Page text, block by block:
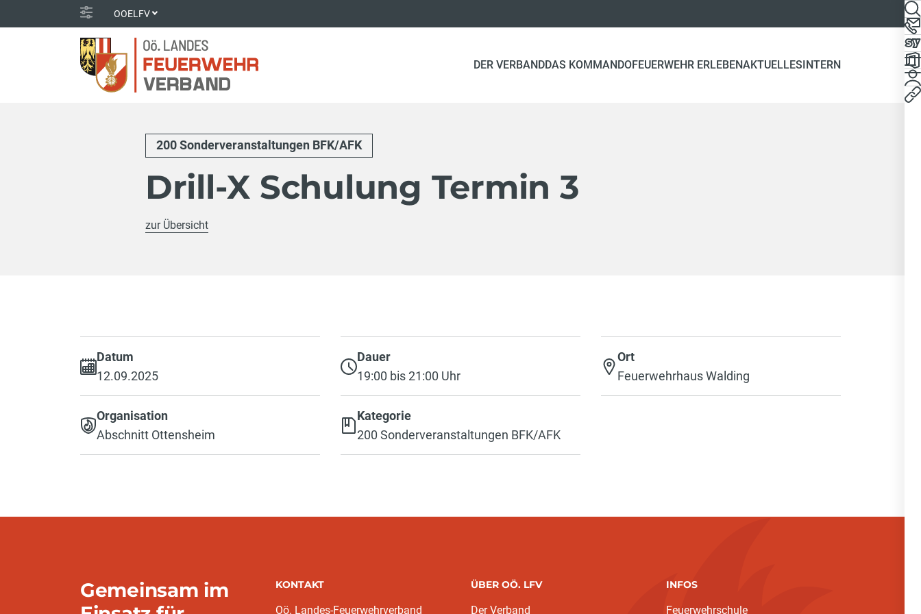
OOELFV
DER VERBANDDAS KOMMANDOFEUERWEHR ERLEBENAKTUELLESINTERN
200 Sonderveranstaltungen BFK/AFK
Drill-X Schulung Termin 3
zur Übersicht
Datum
12.09.2025
Dauer
19:00 bis 21:00 Uhr
Ort
Feuerwehrhaus Walding
Organisation
Abschnitt Ottensheim
Kategorie
200 Sonderveranstaltungen BFK/AFK
Gemeinsam im
KONTAKT
Oö. Landes-Feuerwehrverband
ÜBER OÖ. LFV
Der Verband
INFOS
Feuerwehrschule